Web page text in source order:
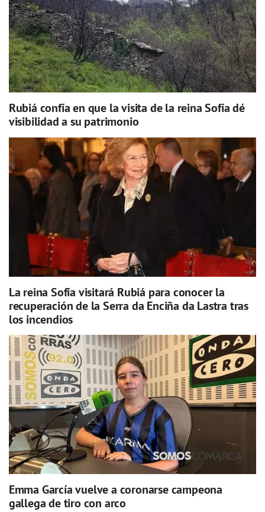
Rubiá confía en que la visita de la reina Sofía dé
visibilidad a su patrimonio
La reina Sofía visitará Rubiá para conocer la
recuperación de la Serra da Enciña da Lastra tras
los incendios
Emma García vuelve a coronarse campeona
gallega de tiro con arco